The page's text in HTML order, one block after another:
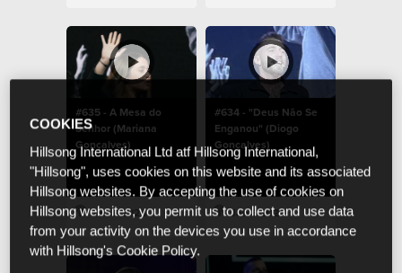
#635 - A Mesa do
Senhor (Mariana
Gonçalves)
Jan 8 2024
#634 - "Deus Não Se
Enganou" (Diogo
Gonçalves)
Jan 8 2024
COOKIES
Hillsong International Ltd atf Hillsong International,
"Hillsong", uses cookies on this website and its associated
Hillsong websites. By accepting the use of cookies on
Hillsong websites, you permit us to collect and use data
from your activity on the devices you use in accordance
with Hillsong's Cookie Policy.